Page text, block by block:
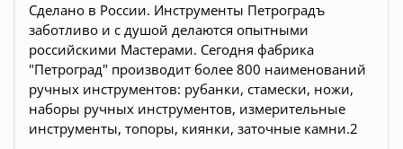
Сделано в России. Инструменты Петроградъ
заботливо и с душой делаются опытными
российскими Мастерами. Сегодня фабрика
"Петроград" производит более 800 наименований
ручных инструментов: рубанки, стамески, ножи,
наборы ручных инструментов, измерительные
инструменты, топоры, киянки, заточные камни.2